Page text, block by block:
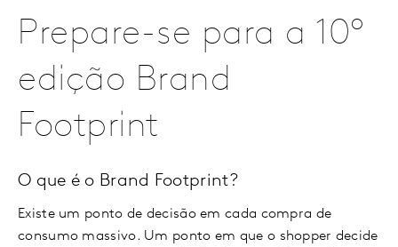
Prepare-se para a 10º
edição Brand
Footprint
O que é o Brand Footprint?
Existe um ponto de decisão em cada compra de
consumo massivo. Um ponto em que o shopper decide